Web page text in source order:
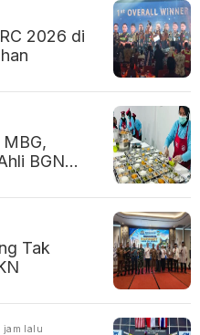
2026 di
BGN
Tak
jam lalu